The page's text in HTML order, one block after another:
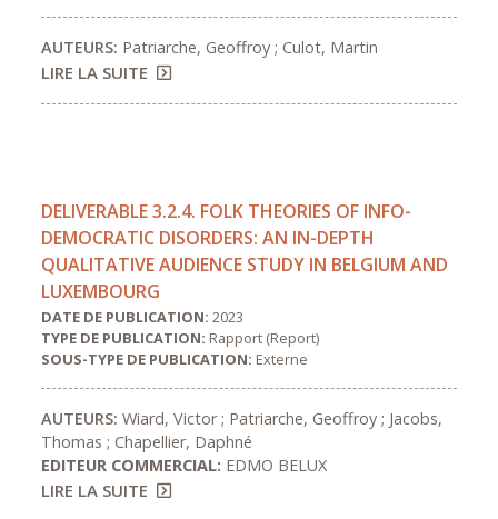
AUTEURS: Patriarche, Geoffroy ; Culot, Martin
LIRE LA SUITE
DELIVERABLE 3.2.4. FOLK THEORIES OF INFO-
DEMOCRATIC DISORDERS: AN IN-DEPTH
QUALITATIVE AUDIENCE STUDY IN BELGIUM AND
LUXEMBOURG
DATE DE PUBLICATION:2023
TYPE DE PUBLICATION: Rapport (Report)
SOUS-TYPE DE PUBLICATION: Externe
AUTEURS:Wiard, Victor ; Patriarche, Geoffroy ; Jacobs,
Thomas ; Chapellier, Daphné
EDITEUR COMMERCIAL: EDMO BELUX
LIRE LA SUITE